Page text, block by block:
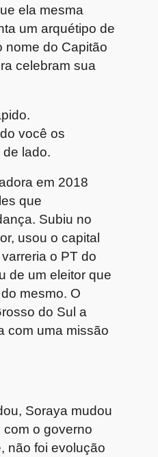
ela mesma
um arquétipo de
nome do Capitão
celebram sua
você os
lado.
em 2018
que
Subiu no
usou o capital
o PT do
de um eleitor que
mesmo. O
do Sul a
com uma missão
Soraya mudou
com o governo
não foi evolução